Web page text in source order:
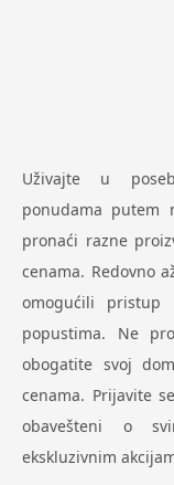
Uživajte u
ponudama putem
pronaći razne
cenama. Redovno
omogućili pristup
popustima. Ne
obogatite svoj
cenama. Prijavite
obavešteni o
ekskluzivnim